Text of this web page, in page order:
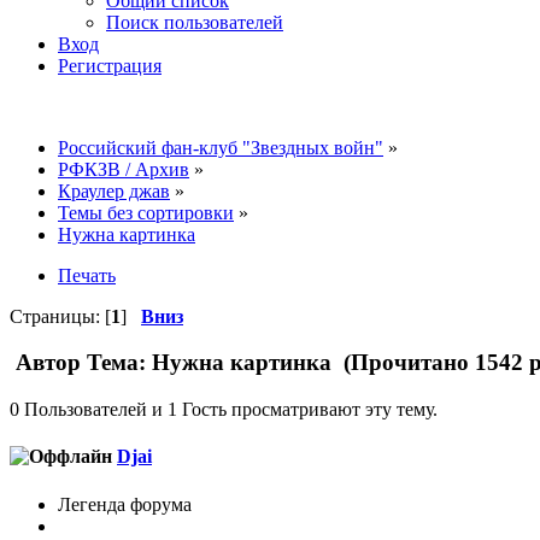
Поиск пользователей
Вход
Регистрация
Российский фан-клуб "Звездных войн" »
РФКЗВ / Архив »
Краулер джав »
Темы без сортировки »
Нужна картинка
Печать
Страницы: [1] Вниз
Автор Тема: Нужна картинка (Прочитано 1542
0 Пользователей и 1 Гость просматривают эту тему.
Djai
Легенда форума